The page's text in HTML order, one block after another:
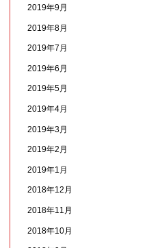
2019年9月
2019年8月
2019年7月
2019年6月
2019年5月
2019年4月
2019年3月
2019年2月
2019年1月
2018年12月
2018年11月
2018年10月